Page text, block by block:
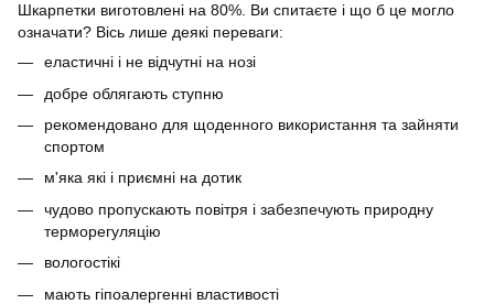
Шкарпетки виготовлені на 80%. Ви спитаєте і що б це могло
означати? Вісь лише деякі переваги:
еластичні і не відчутні на нозі
добре облягають ступню
рекомендовано для щоденного використання та зайняти
спортом
м'яка які і приємні на дотик
чудово пропускають повітря і забезпечують природну
терморегуляцію
вологостікі
мають гіпоалергенні властивості